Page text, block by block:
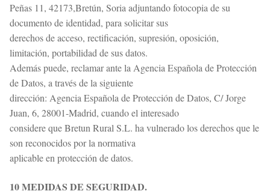
Peñas 11, 42173,Bretún, Soria adjuntando fotocopia de su
documento de identidad, para solicitar sus
derechos de acceso, rectificación, supresión, oposición,
limitación, portabilidad de sus datos.
Además puede, reclamar ante la Agencia Española de Protección
de Datos, a través de la siguiente
dirección: Agencia Española de Protección de Datos, C/ Jorge
Juan, 6, 28001-Madrid, cuando el interesado
considere que Bretun Rural S.L. ha vulnerado los derechos que le
son reconocidos por la normativa
aplicable en protección de datos.
10 MEDIDAS DE SEGURIDAD.